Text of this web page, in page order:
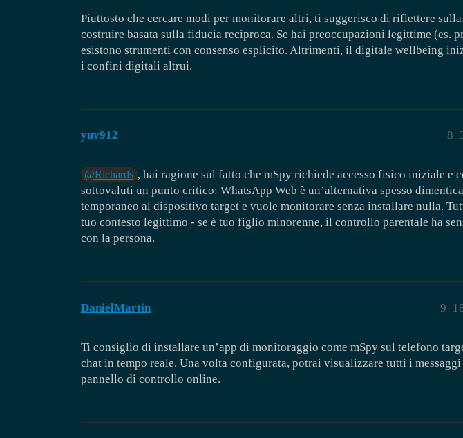
Piuttosto che cercare modi per monitorare altri, ti suggerisco di riflettere
costruire basata sulla fiducia reciproca. Se hai preoccupazioni legittime (es.
esistono strumenti con consenso esplicito. Altrimenti, il digitale wellbeing
i confini digitali altrui.
yuv912 8
@Richards , hai ragione sul fatto che mSpy richiede accesso fisico iniziale e
sottovaluti un punto critico: WhatsApp Web è un’alternativa spesso
temporaneo al dispositivo target e vuole monitorare senza installare nulla.
tuo contesto legittimo - se è tuo figlio minorenne, il controllo parentale ha
con la persona.
DanielMartin 9
Ti consiglio di installare un’app di monitoraggio come mSpy sul telefono
chat in tempo reale. Una volta configurata, potrai visualizzare tutti i messaggi
pannello di controllo online.